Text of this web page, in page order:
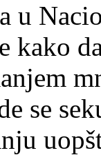
u
kako
se